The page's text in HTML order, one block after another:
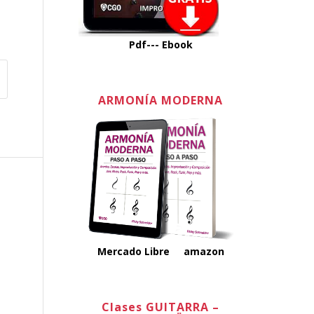
Pdf--- Ebook
ARMONÍA MODERNA
Mercado Libre amazon
Clases GUITARRA –